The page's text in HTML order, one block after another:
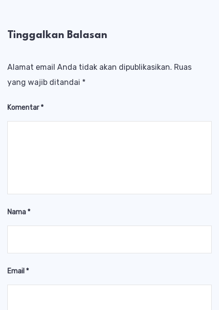
Tinggalkan Balasan
Alamat email Anda tidak akan dipublikasikan. Ruas
yang wajib ditandai *
Komentar*
Nama*
Email*